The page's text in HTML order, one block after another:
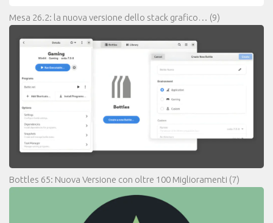
Mesa 26.2: la nuova versione dello stack grafico… (9)
Bottles 65: Nuova Versione con oltre 100 Miglioramenti (7)